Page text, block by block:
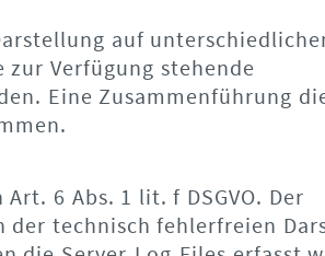
auf
Verfügung stehende
Eine Zusammenführung
6 Abs. 1 lit. f DSGVO. Der
der technisch fehlerfreien